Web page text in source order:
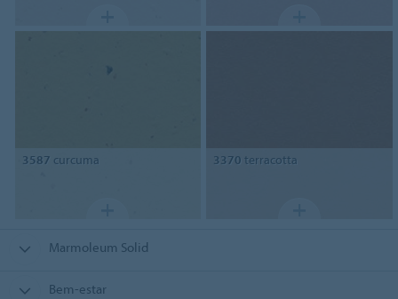
3587 curcuma 3370 terracotta
Marmoleum Solid
Bem-estar